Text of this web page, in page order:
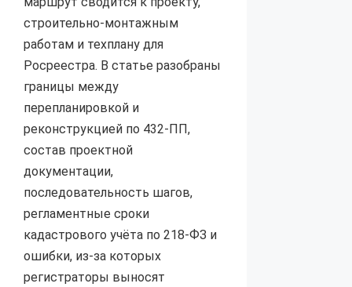
строительно-монтажным
работам и техплану для
Росреестра. В статье разобраны
границы между
перепланировкой и
реконструкцией по 432-ПП,
состав проектной
документации,
последовательность шагов,
регламентные сроки
кадастрового учёта по 218-ФЗ и
ошибки, из-за которых
регистраторы выносят